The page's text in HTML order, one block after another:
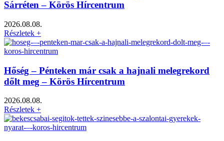
Sárréten – Körös Hírcentrum
2026.08.08.
Részletek +
Hőség – Pénteken már csak a hajnali melegrekord
dőlt meg – Körös Hírcentrum
2026.08.08.
Részletek +